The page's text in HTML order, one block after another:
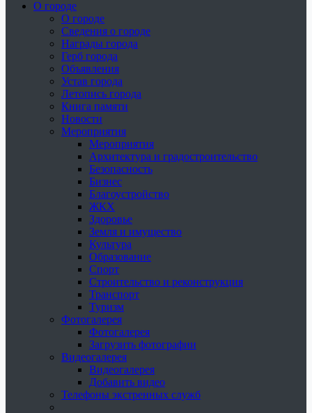
О городе
О городе
Сведения о городе
Награды города
Герб города
Объявления
Устав города
Летопись города
Книга памяти
Новости
Мероприятия
Мероприятия
Архитектура и градостроительство
Безопасность
Бизнес
Благоустройство
ЖКХ
Здоровье
Земля и имущество
Культура
Образование
Спорт
Строительство и реконструкция
Транспорт
Туризм
Фотогалерея
Фотогалерея
Загрузить фотографии
Видеогалерея
Видеогалерея
Добавить видео
Телефоны экстренных служб